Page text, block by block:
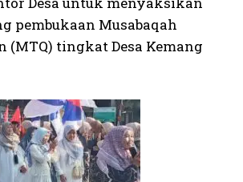
pembukaan Musabaqah
(MTQ) tingkat Desa Kemang